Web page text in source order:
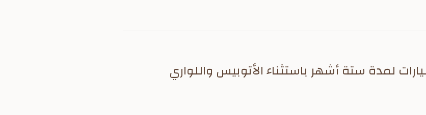
لمدة ستة أشهر باستثناء الأتوبيس واللواري